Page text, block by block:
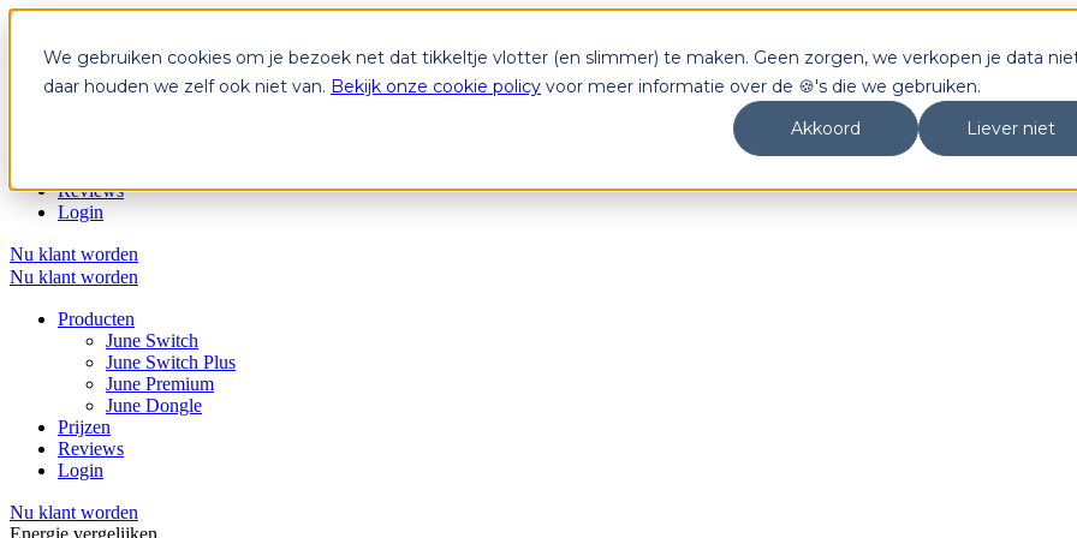
We gebruiken cookies om je bezoek net dat tikkeltje vlotter (en slimmer) te maken. Geen zorgen, we verkopen je data
daar houden we zelf ook niet van. Bekijk onze cookie policy voor meer informatie over de 🍪's die we gebruiken.
Akkoord
Liever niet
Producten
June Switch
Reviews
Login
Nu klant worden
Nu klant worden
Producten
June Switch
June Switch Plus
June Premium
June Dongle
Prijzen
Reviews
Login
Nu klant worden
Energie vergelijken